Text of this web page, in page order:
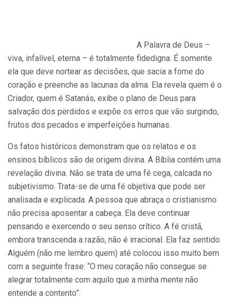
A Palavra de Deus –
viva, infalível, eterna – é totalmente fidedigna. É somente
ela que deve nortear as decisões, que sacia a fome do
coração e preenche as lacunas da alma. Ela revela quem é o
Criador, quem é Satanás, exibe o plano de Deus para
salvação dos perdidos e expõe os erros que vão surgindo,
frutos dos pecados e imperfeições humanas.
Os fatos históricos demonstram que os relatos e os
ensinos bíblicos são de origem divina. A Bíblia contém uma
revelação divina. Não se trata de uma fé cega, calcada no
subjetivismo. Trata-se de uma fé objetiva que pode ser
analisada e explicada. A pessoa que abraça o cristianismo
não precisa aposentar a cabeça. Ela deve continuar
pensando e exercendo o seu senso crítico. A fé cristã,
embora transcenda a razão, não é irracional. Ela faz sentido.
Alguém (não me lembro quem) até colocou isso muito bem
com a seguinte frase: “O meu coração não consegue se
alegrar totalmente com aquilo que a minha mente não
entende a contento”.